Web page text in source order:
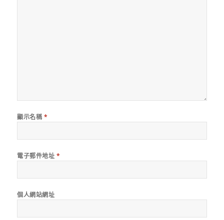
顯示名稱 *
電子郵件地址 *
個人網站網址